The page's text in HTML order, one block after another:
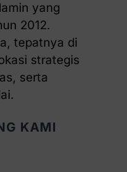
yang
2012.
tepatnya di
strategis
serta
KAMI